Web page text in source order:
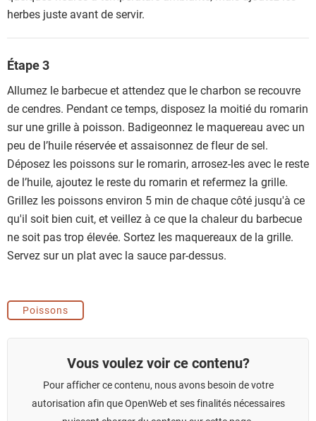
herbes juste avant de servir.
Étape 3
Allumez le barbecue et attendez que le charbon se recouvre
de cendres. Pendant ce temps, disposez la moitié du romarin
sur une grille à poisson. Badigeonnez le maquereau avec un
peu de l’huile réservée et assaisonnez de fleur de sel.
Déposez les poissons sur le romarin, arrosez-les avec le reste
de l’huile, ajoutez le reste du romarin et refermez la grille.
Grillez les poissons environ 5 min de chaque côté jusqu'à ce
qu'il soit bien cuit, et veillez à ce que la chaleur du barbecue
ne soit pas trop élevée. Sortez les maquereaux de la grille.
Servez sur un plat avec la sauce par-dessus.
Poissons
Vous voulez voir ce contenu?
Pour afficher ce contenu, nous avons besoin de votre
autorisation afin que OpenWeb et ses finalités nécessaires